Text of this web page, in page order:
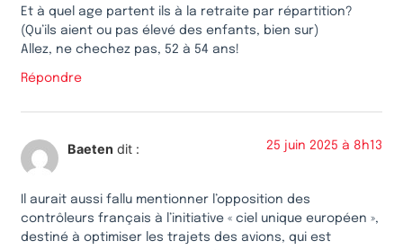
Et à quel age partent ils à la retraite par répartition?
(Qu’ils aient ou pas élevé des enfants, bien sur)
Allez, ne chechez pas, 52 à 54 ans!
Répondre
Baeten dit : 25 juin 2025 à 8h13
Il aurait aussi fallu mentionner l’opposition des
contrôleurs français à l’initiative « ciel unique européen »,
destiné à optimiser les trajets des avions, qui est